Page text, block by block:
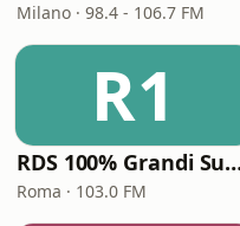
Milano · 98.4 - 106.7 FM
R1
RDS 100%
Roma · 103.0 FM